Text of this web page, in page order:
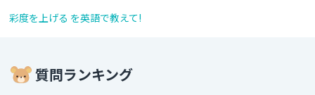
彩度を上げる を英語で教えて!
質問ランキング